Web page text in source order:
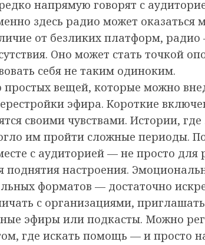
напрямую говорят с
здесь радио может оказаться
от безликих платформ, радио
Оно может стать точкой
себя не таким одиноким.
простых вещей, которые можно
эфира. Короткие
своими чувствами. Истории,
им пройти сложные периоды.
с аудиторией — не просто для
настроения.
форматов — достаточно
с организациями,
эфиры или подкасты. Можно
где искать помощь — и просто